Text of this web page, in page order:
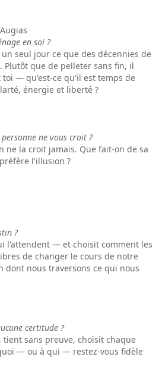
en soi ?
seul jour ce que des décennies de
Plutôt que de pelleter sans fin, il
toi — qu'est-ce qu'il est temps de
énergie et liberté ?
ne vous croit ?
ne la croit jamais. Que fait-on de sa
l'illusion ?
?
l'attendent — et choisit comment les
de changer le cours de notre
dont nous traversons ce qui nous
certitude ?
sans preuve, choisit chaque
— ou à qui — restez-vous fidèle